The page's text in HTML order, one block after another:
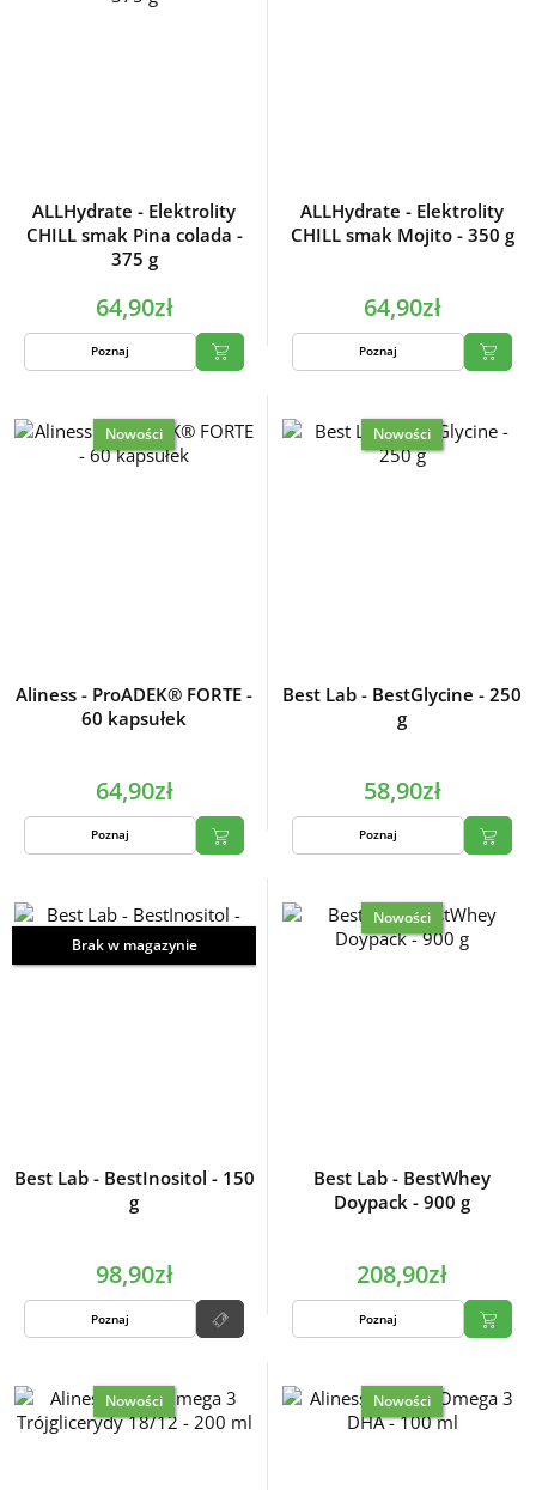
ALLHydrate - Elektrolity
CHILL smak Pina colada -
375 g
64,90zł
Poznaj
ALLHydrate - Elektrolity
CHILL smak Mojito - 350 g
64,90zł
Poznaj
Nowości
Aliness - ProADEK® FORTE -
60 kapsułek
64,90zł
Poznaj
Nowości
Best Lab - BestGlycine - 250
g
58,90zł
Poznaj
Brak w magazynie
Best Lab - BestInositol - 150
g
98,90zł
Poznaj
Nowości
Best Lab - BestWhey
Doypack - 900 g
208,90zł
Poznaj
Nowości Nowości